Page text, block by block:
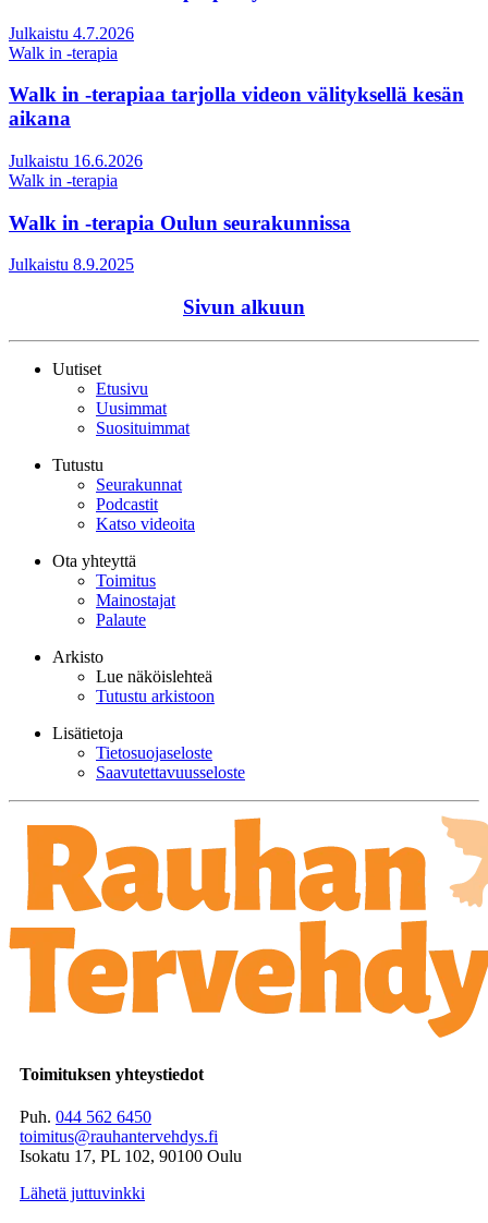
Julkaistu 4.7.2026
Walk in -terapia
Walk in -terapiaa tarjolla videon välityksellä kesän
aikana
Julkaistu 16.6.2026
Walk in -terapia
Walk in -terapia Oulun seurakunnissa
Julkaistu 8.9.2025
Sivun alkuun
Uutiset
Etusivu
Uusimmat
Suosituimmat
Tutustu
Seurakunnat
Podcastit
Katso videoita
Ota yhteyttä
Toimitus
Mainostajat
Palaute
Arkisto
Lue näköislehteä
Tutustu arkistoon
Lisätietoja
Tietosuojaseloste
Saavutettavuusseloste
Toimituksen yhteystiedot
Puh. 044 562 6450
toimitus@rauhantervehdys.fi
Isokatu 17, PL 102, 90100 Oulu
Lähetä juttuvinkki